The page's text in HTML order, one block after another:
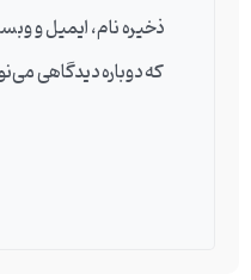
ذخیره نام، ایمیل و
که دوباره دیدگاهی